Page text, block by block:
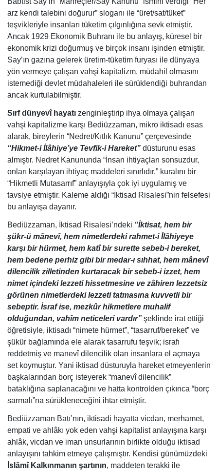
arz kendi talebini doğurur” sloganı ile “üret/sat/tüket”
teşvikleriyle insanları tüketim çılgınlığına sevk etmiştir.
Ancak 1929 Ekonomik Buhranı ile bu anlayış, küresel bir
ekonomik krizi doğurmuş ve birçok insanı işinden etmiştir.
Say’ın gazına gelerek üretim-tüketim furyası ile dünyaya
yön vermeye çalışan vahşi kapitalizm, müdahil olmasını
istemediği devlet müdahaleleri ile sürüklendiği buhrandan
ancak kurtulabilmiştir.
Sırf dünyevî hayatı zenginleştirip ihya olmaya çalışan
vahşi kapitalizme karşı Bediüzzaman, mikro iktisadı esas
alarak, bireylerin “Nedret/Kıtlık Kanunu” çerçevesinde
“Hikmet-i İlâhiye’ye Tevfik-i Hareket” düsturunu esas
almıştır. Nedret Kanununda “İnsan ihtiyaçları sonsuzdur,
onları karşılayan ihtiyaç maddeleri sınırlıdır,” kuralını bir
“Hikmetli Mutasarrıf” anlayışıyla çok iyi uygulamış ve
tavsiye etmiştir. Kaleme aldığı “İktisad Risalesi”nin felsefesi
bu anlayışa dayanır.
Bediüzzaman, İktisad Risalesi’ndeki “İktisat, hem bir
şükr-ü mânevî, hem nimetlerdeki rahmet-i İlâhiyeye
karşı bir hürmet, hem katî bir surette sebeb-i bereket,
hem bedene perhiz gibi bir medar-ı sıhhat, hem mânevî
dilencilik zilletinden kurtaracak bir sebeb-i izzet, hem
nimet içindeki lezzeti hissetmesine ve zâhiren lezzetsiz
görünen nimetlerdeki lezzeti tatmasına kuvvetli bir
sebeptir. İsraf ise, mezkûr hikmetlere muhalif
olduğundan, vahîm neticeleri vardır” şeklinde irat ettiği
öğretisiyle, iktisadı “nimete hürmet”, “tasarruf/bereket” ve
şükür bağlamında ele alarak tasarrufu teşvik; israfı
reddetmiş ve manevî dilencilik olan insanlara el açmaya
set koymuştur. Yani iktisad düsturuyla hareket etmeyenlerin
başkalarından borç isteyerek “manevî dilencilik”
bataklığına saplanacağını ve hatta kontrolden çıkınca “borç
sarmalı”na sürükleneceğini ihtar etmiştir.
Bediüzzaman Batı’nın, iktisadi hayatta vicdan, merhamet,
empati ve ahlâkı yok eden vahşi kapitalist anlayışına karşı
ahlâk, vicdan ve iman unsurlarının birlikte olduğu iktisad
anlayışını tahkim etmeye çalışmıştır. Kendisi günümüzdeki
İslâmî Kalkınmanın şartının, maddeten terakki ile